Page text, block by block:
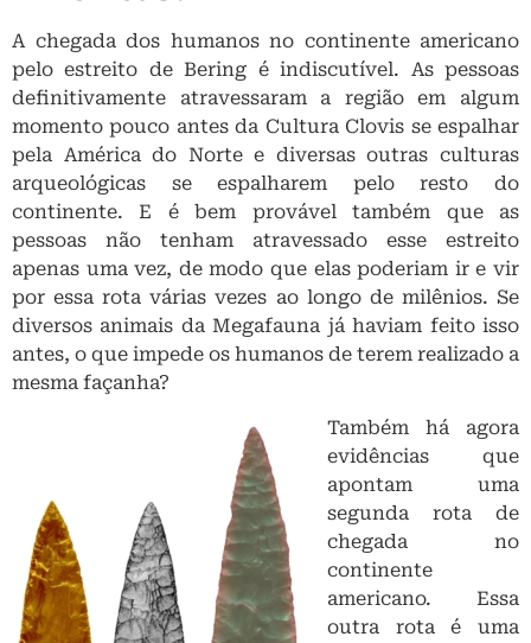
pessoas não tenham atravessado esse estreito
apenas uma vez, de modo que elas poderiam ir e vir
por essa rota várias vezes ao longo de milênios. Se
diversos animais da Megafauna já haviam feito isso
antes, o que impede os humanos de terem realizado a
mesma façanha?
Também há agora
evidências que
apontam uma
segunda rota de
chegada no
outra rota é uma
hipótese elaborada
com base em
diversos dados da
tecnologia lítica e
até mesmo de
estudos genéticos
(os quais não foram